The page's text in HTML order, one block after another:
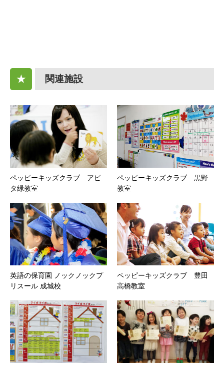
★ 関連施設
ペッピーキッズクラブ アピ
タ緑教室
ペッピーキッズクラブ 黒野
教室
英語の保育園 ノックノックプ
リスール 成城校
ペッピーキッズクラブ 豊田
高橋教室